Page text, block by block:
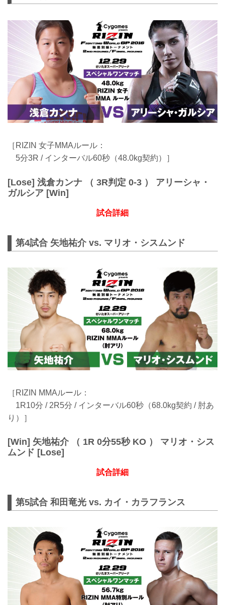
［RIZIN 女子MMAルール：
5分3R / インターバル60秒（48.0kg契約）］
[Lose] 浅倉カンナ （ 3R判定 0-3 ） アリーシャ・
ガルシア [Win]
試合詳細
第4試合 矢地祐介 vs. マリオ・シスムンド
［RIZIN MMAルール：
1R10分 / 2R5分 / インターバル60秒（68.0kg契約 / 肘あ
り）］
[Win] 矢地祐介 （ 1R 0分55秒 KO ） マリオ・シス
ムンド [Lose]
試合詳細
第5試合 和田竜光 vs. カイ・カラフランス